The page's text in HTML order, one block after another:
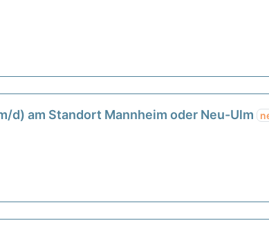
d) am Standort Mannheim oder Neu-Ulm